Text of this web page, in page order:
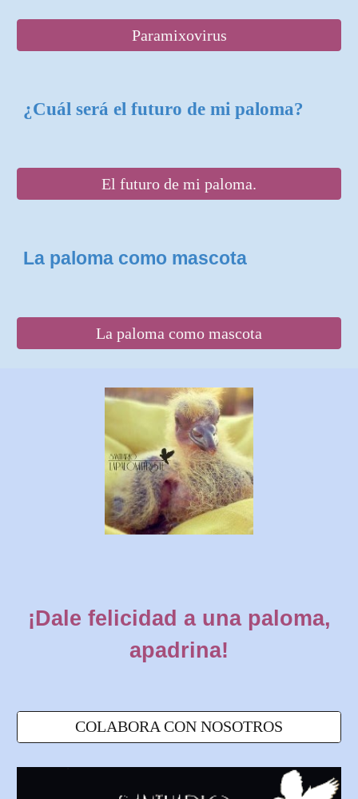
Paramixovirus
¿Cuál será el futuro de mi paloma?
El futuro de mi paloma.
La paloma como mascota
La paloma como mascota
¡Dale felicidad a una paloma,
apadrina!
COLABORA CON NOSOTROS